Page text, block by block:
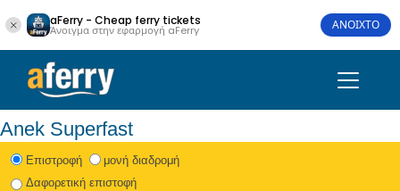
aFerry - Cheap ferry tickets
Άνοιγμα στην εφαρμογή aFerry ΑΝΟΙΧΤΟ
Anek Superfast
Eπιστροφή
μονή διαδρομή
Δαφορετική επιστοφή